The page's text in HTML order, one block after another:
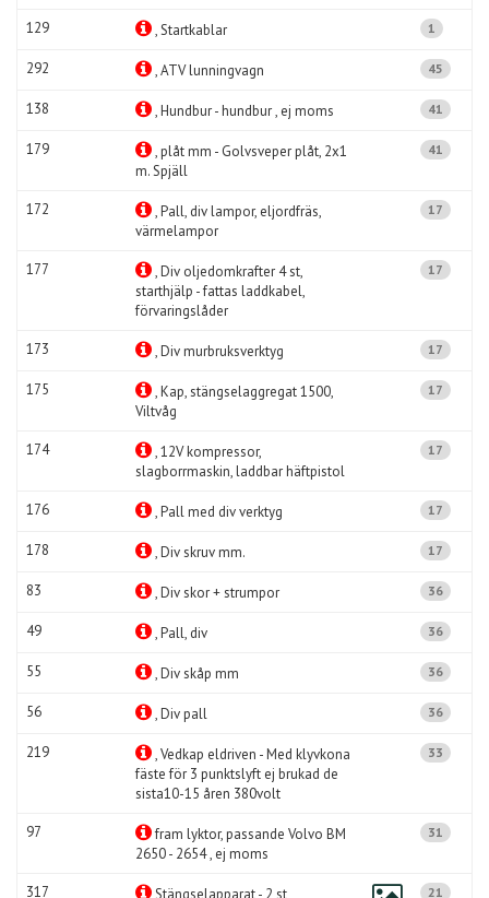
129 , Startkablar 1
292 , ATV lunningvagn 45
138 , Hundbur - hundbur , ej moms 41
179
, plåt mm - Golvsveper plåt, 2x1
m. Spjäll
41
172
, Pall, div lampor, eljordfräs,
värmelampor
17
177
, Div oljedomkrafter 4 st,
starthjälp - fattas laddkabel,
förvaringslåder
17
173 , Div murbruksverktyg 17
175
, Kap, stängselaggregat 1500,
Viltvåg
17
174
, 12V kompressor,
slagborrmaskin, laddbar häftpistol
17
176 , Pall med div verktyg 17
178 , Div skruv mm. 17
83 , Div skor + strumpor 36
49 , Pall, div 36
55 , Div skåp mm 36
56 , Div pall 36
219
, Vedkap eldriven - Med klyvkona
fäste för 3 punktslyft ej brukad de
sista10-15 åren 380volt
33
97
fram lyktor, passande Volvo BM
2650 - 2654 , ej moms
31
317 Stängselapparat - 2 st 21